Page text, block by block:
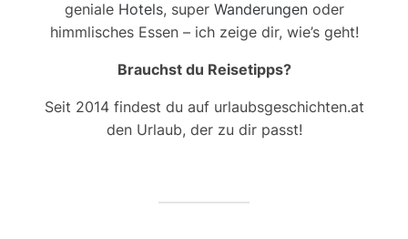
geniale Hotels, super Wanderungenoder
himmlisches Essen – ich zeige dir, wie’s geht!
Brauchst du Reisetipps?
Seit 2014 findest du auf urlaubsgeschichten.at
den Urlaub, der zu dir passt!